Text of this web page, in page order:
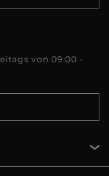
von 09:00 -